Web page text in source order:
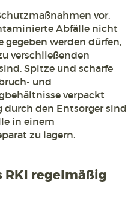
vor,
Abfälle nicht
werden dürfen,
verschließenden
Spitze und scharfe
und
verpackt
durch den Entsorger sind
in einem
zu lagern.
RKI regelmäßig